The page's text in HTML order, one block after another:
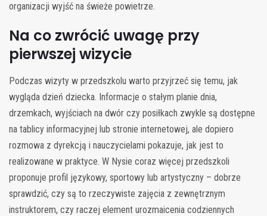
organizacji wyjść na świeże powietrze.
Na co zwrócić uwagę przy
pierwszej wizycie
Podczas wizyty w przedszkolu warto przyjrzeć się temu, jak
wygląda dzień dziecka. Informacje o stałym planie dnia,
drzemkach, wyjściach na dwór czy posiłkach zwykle są dostępne
na tablicy informacyjnej lub stronie internetowej, ale dopiero
rozmowa z dyrekcją i nauczycielami pokazuje, jak jest to
realizowane w praktyce. W Nysie coraz więcej przedszkoli
proponuje profil językowy, sportowy lub artystyczny – dobrze
sprawdzić, czy są to rzeczywiste zajęcia z zewnętrznym
instruktorem, czy raczej element urozmaicenia codziennych